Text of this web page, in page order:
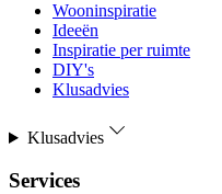
Wooninspiratie
Ideeën
Inspiratie per ruimte
DIY's
Klusadvies
Klusadvies
Services